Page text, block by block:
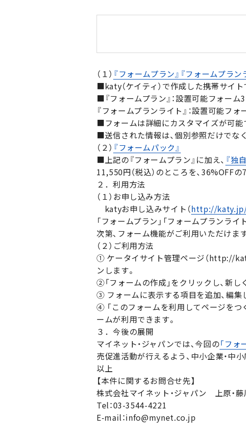
（１） 『フォームプラン』『フォームプラン
■katy（ケイティ）で作成した携帯サイ
■『フォームプラン』：設置可能フォーム
『フォームプランライト』：設置可能フ
■フォームは詳細にカスタマイズが可能
■送信された情報は、個別参照だけでな
（２） 『フォームパック』
■上記の『フォームプラン』に加え、 『独
11,550円（税込）のところを、36%OFF
２．利用方法
（１）お申し込み方法
katyお申し込みサイト（http://
「フォームプラン」「フォームプランラ
次第、フォーム機能がご利用いただけます
（２）ご利用方法
① ケータイサイト管理ページ（http://
ンします。
②「フォームの作成」をクリックし、新し
③ フォームに表示する項目を追加、編集
④ 「このフォームを利用してページをつ
ームが利用できます。
３．今後の展開
マイネット・ジャパンでは、今回の「フォ
売促進活動が行えるよう、中小企業・中
以上
【本件に関するお問合せ先】
株式会社マイネット・ジャパン 上原・藤
Tel：03-3544-4221
E-mail：info@mynet.co.jp